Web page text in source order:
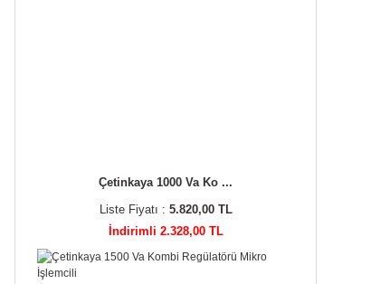
Çetinkaya 1000 Va Ko ...
Liste Fiyatı : 5.820,00 TL
İndirimli 2.328,00 TL